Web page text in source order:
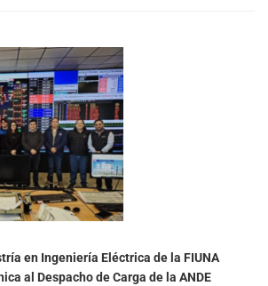
en Ingeniería Eléctrica de la FIUNA
al Despacho de Carga de la ANDE